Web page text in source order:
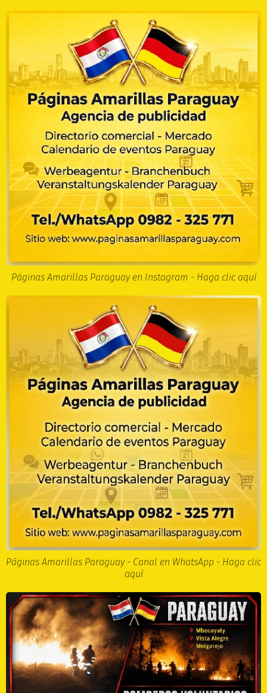
Páginas Amarillas Paraguay en Instagram - Haga clic aquí
Páginas Amarillas Paraguay - Canal en WhatsApp - Haga clic
aquí